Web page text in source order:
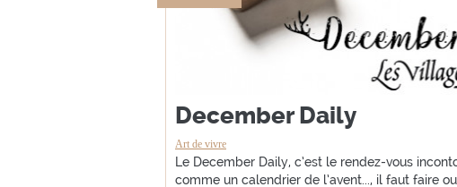
December Daily
Art de vivre
Le December Daily, c’est le rendez-vous
comme un calendrier de l’avent..., il faut faire